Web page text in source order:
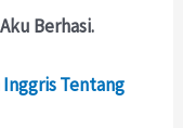
Aku Berhasi.
Inggris Tentang